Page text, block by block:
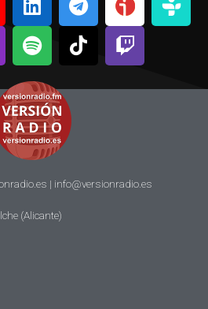
| info@versionradio.es
(Alicante)